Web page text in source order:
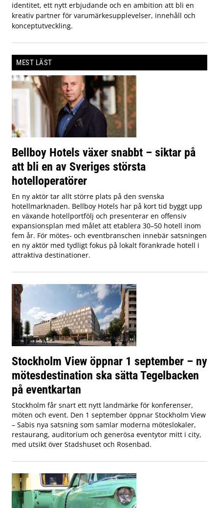
identitet, ett nytt erbjudande och en ambition att bli en
kreativ partner för varumärkesupplevelser, innehåll och
konceptutveckling.
MEST LÄST
Bellboy Hotels växer snabbt – siktar på
att bli en av Sveriges största
hotelloperatörer
En ny aktör tar allt större plats på den svenska
hotellmarknaden. Bellboy Hotels har på kort tid byggt upp
en växande hotellportfölj och presenterar en offensiv
expansionsplan med målet att etablera 30–50 hotell inom
fem år. För mötes- och eventbranschen innebär satsningen
en ny aktör med tydligt fokus på lokalt förankrade hotell i
attraktiva destinationer.
Stockholm View öppnar 1 september – ny
mötesdestination ska sätta Tegelbacken
på eventkartan
Stockholm får snart ett nytt landmärke för konferenser,
möten och event. Den 1 september öppnar Stockholm View
– Sabis nya satsning som samlar moderna möteslokaler,
restaurang, auditorium och generösa eventytor mitt i city,
med utsikt över Stadshuset och Rosenbad.